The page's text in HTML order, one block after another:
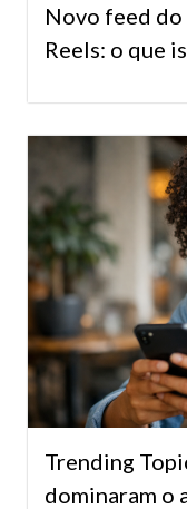
Novo feed do
Reels: o que
Trending
dominaram o